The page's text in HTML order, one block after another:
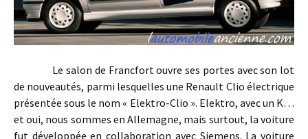
Le salon de Francfort ouvre ses portes avec son lot
de nouveautés, parmi lesquelles une Renault Clio électrique
présentée sous le nom « Elektro-Clio ». Elektro, avec un K…
et oui, nous sommes en Allemagne, mais surtout, la voiture
fut développée en collaboration avec Siemens. La voiture